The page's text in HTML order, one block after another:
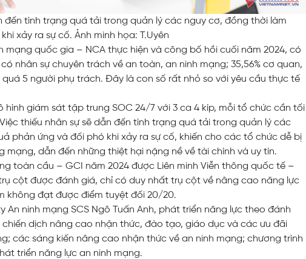
đến tình trạng quá tải trong quản lý các nguy cơ, đồng thời làm
xảy ra sự cố. Ảnh minh họa: T.Uyên
mạng quốc gia – NCA thực hiện và công bố hồi cuối năm 2024, có
nhân sự chuyên trách về an toàn, an ninh mạng; 35,56% cơ quan,
5 người phụ trách. Đây là con số rất nhỏ so với yêu cầu thực tế
giám sát tập trung SOC 24/7 với 3 ca 4 kíp, mỗi tổ chức cần tối
thiếu nhân sự sẽ dẫn đến tình trạng quá tải trong quản lý các
phản ứng và đối phó khi xảy ra sự cố, khiến cho các tổ chức dễ bị
dẫn đến những thiệt hại nặng nề về tài chính và uy tín.
toàn cầu – GCI năm 2024 được Liên minh Viễn thông quốc tế –
cột được đánh giá, chỉ có duy nhất trụ cột về nâng cao năng lực
không đạt được điểm tuyệt đối 20/20.
ninh mạng SCS Ngô Tuấn Anh, phát triển năng lực theo đánh
dịch nâng cao nhận thức, đào tạo, giáo dục và các ưu đãi
các sáng kiến ​​nâng cao nhận thức về an ninh mạng; chương trình
triển năng lực an ninh mạng.